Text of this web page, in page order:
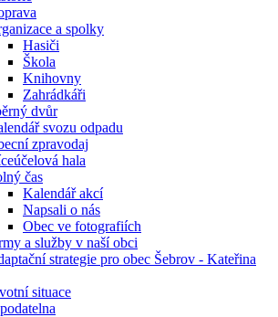
a spolky
Hasiči
Škola
Knihovny
Zahrádkáři
dvůr
svozu odpadu
zpravodaj
hala
čas
Kalendář akcí
Napsali o nás
Obec ve fotografiích
a služby v naší obci
strategie pro obec Šebrov - Kateřina
situace